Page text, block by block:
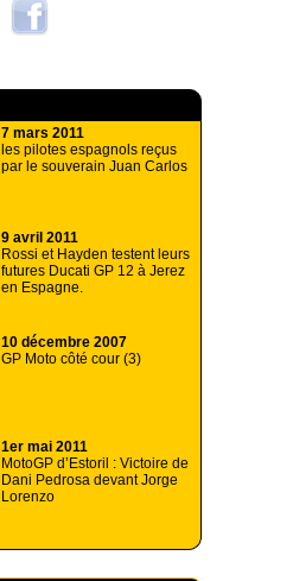
7 mars 2011
les pilotes espagnols reçus
par le souverain Juan Carlos
9 avril 2011
Rossi et Hayden testent leurs
futures Ducati GP 12 à Jerez
en Espagne.
10 décembre 2007
GP Moto côté cour (3)
1er mai 2011
MotoGP d’Estoril : Victoire de
Dani Pedrosa devant Jorge
Lorenzo